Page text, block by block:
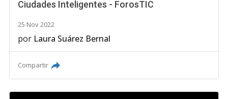
Ciudades Inteligentes - ForosTIC
25 Nov 2022
por Laura Suárez Bernal
Compartir